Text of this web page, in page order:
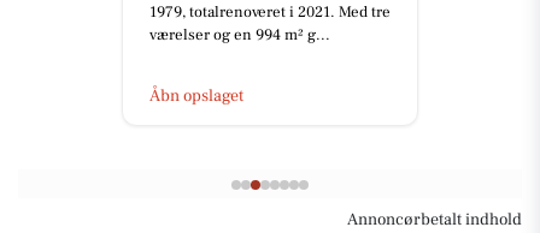
1979, totalrenoveret i 2021. Med tre
værelser og en 994 m² g...
Åbn opslaget
Annoncørbetalt indhold